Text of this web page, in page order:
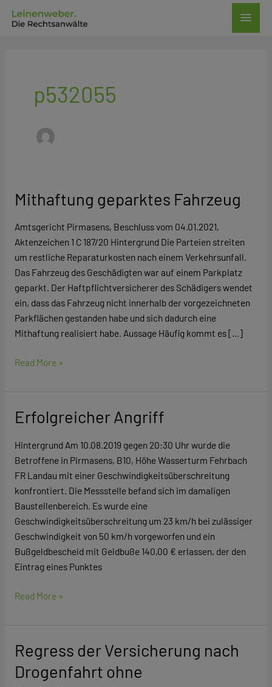
Inhalt
p532055
Mithaftung geparktes Fahrzeug
Amtsgericht Pirmasens, Beschluss vom 04.01.2021,
Aktenzeichen 1 C 187/20 Hintergrund Die Parteien streiten
um restliche Reparaturkosten nach einem Verkehrsunfall.
Das Fahrzeug des Geschädigten war auf einem Parkplatz
geparkt. Der Haftpflichtversicherer des Schädigers wendet
ein, dass das Fahrzeug nicht innerhalb der vorgezeichneten
Parkflächen gestanden habe und sich dadurch eine
Mithaftung realisiert habe. Aussage Häufig kommt es […]
Mithaftung
Fahrzeug
Read More »
Erfolgreicher Angriff
Hintergrund Am 10.08.2019 gegen 20:30 Uhr wurde die
Betroffene in Pirmasens, B10, Höhe Wasserturm Fehrbach
FR Landau mit einer Geschwindigkeitsüberschreitung
konfrontiert. Die Messstelle befand sich im damaligen
Baustellenbereich. Es wurde eine
Geschwindigkeitsüberschreitung um 23 km/h bei zulässiger
Geschwindigkeit von 50 km/h vorgeworfen und ein
Bußgeldbescheid mit Geldbuße 140,00 € erlassen, der den
Eintrag eines Punktes
Erfolgreicher
Read More »
Regress der Versicherung nach
Drogenfahrt ohne
Regress
Versicherung